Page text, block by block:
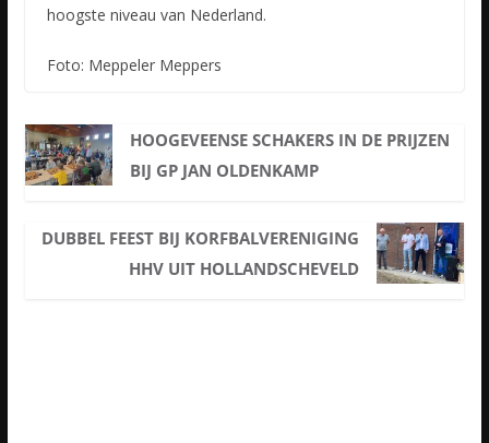
hoogste niveau van Nederland.
Foto: Meppeler Meppers
HOOGEVEENSE SCHAKERS IN DE PRIJZEN
BIJ GP JAN OLDENKAMP
DUBBEL FEEST BIJ KORFBALVERENIGING
HHV UIT HOLLANDSCHEVELD